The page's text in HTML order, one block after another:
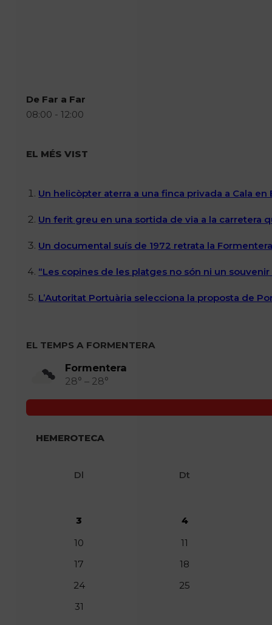
De Far a Far
08:00 - 12:00
EL MÉS VIST
Un helicòpter aterra a una finca privada a Cala
Un ferit greu en una sortida de via a la carretera
Un documental suís de 1972 retrata la
“Les copines de les platges no són ni un
L’Autoritat Portuària selecciona la proposta de
EL TEMPS A FORMENTERA
Formentera
28° – 28°
HEMEROTECA
Dl Dt
3
4
10
11
17
18
24
25
31